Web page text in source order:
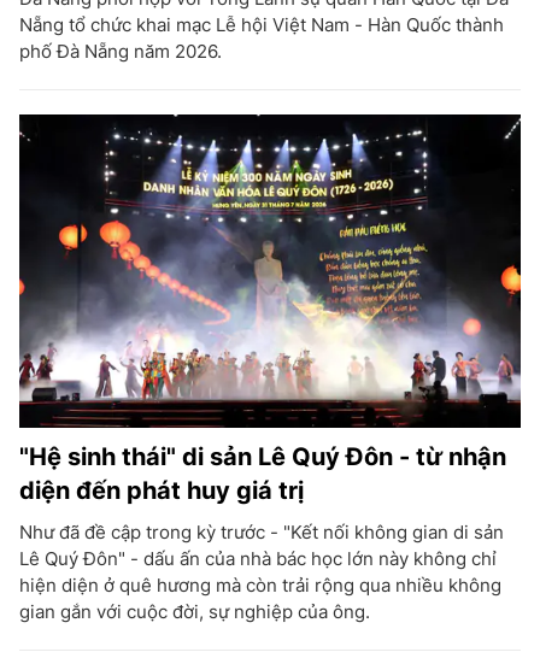
Nẵng tổ chức khai mạc Lễ hội Việt Nam - Hàn Quốc thành
phố Đà Nẵng năm 2026.
"Hệ sinh thái" di sản Lê Quý Đôn - từ nhận
diện đến phát huy giá trị
Như đã đề cập trong kỳ trước - "Kết nối không gian di sản
Lê Quý Đôn" - dấu ấn của nhà bác học lớn này không chỉ
hiện diện ở quê hương mà còn trải rộng qua nhiều không
gian gắn với cuộc đời, sự nghiệp của ông.